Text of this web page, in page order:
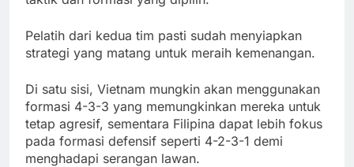
Pelatih dari kedua tim pasti sudah menyiapkan
strategi yang matang untuk meraih kemenangan.
Di satu sisi, Vietnam mungkin akan menggunakan
formasi 4-3-3 yang memungkinkan mereka untuk
tetap agresif, sementara Filipina dapat lebih fokus
pada formasi defensif seperti 4-2-3-1 demi
menghadapi serangan lawan.